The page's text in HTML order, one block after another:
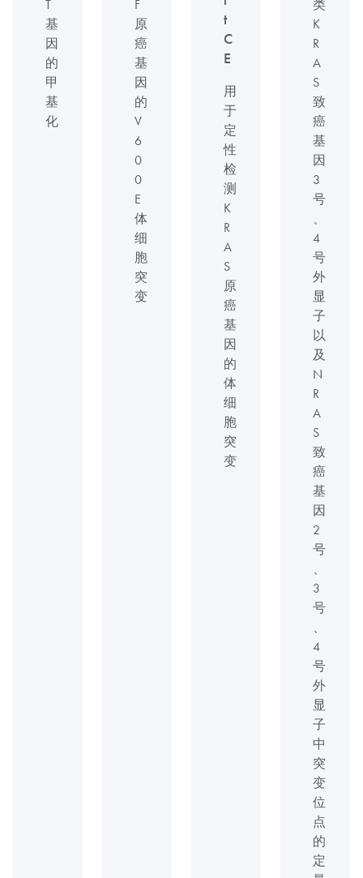
T
基
因
的
甲
基
化
F
原
癌
基
因
的
V
6
0
0
E
体
细
胞
突
变
t
C
E
用
于
定
性
检
测
K
R
A
S
原
癌
基
因
的
体
细
胞
突
变
类
K
R
A
S
致
癌
基
因
3
号
、
4
号
外
显
子
以
及
N
R
A
S
致
癌
基
因
2
号
、
3
号
、
4
号
外
显
子
中
突
变
位
点
的
定